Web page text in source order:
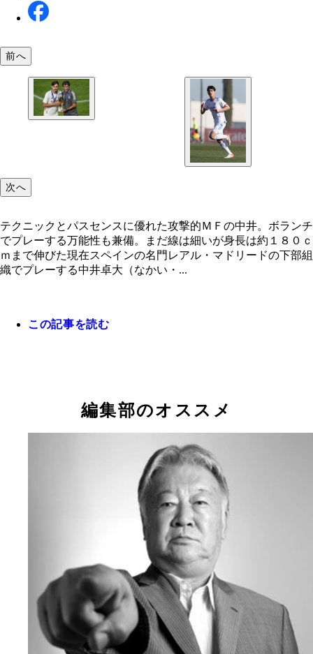
カスティージャの監督を務めるラウール（右）。
のレジェンドＦＷである指揮官にどれだけアピー
は約１８０ｃｍまで伸びた
前へ
次へ
テクニックとパスセンスに優れた攻撃的ＭＦの中井。ボランチ
でプレーする万能性も兼備。まだ線は細いが身長は約１８０ｃ
ｍまで伸びた現在スペインの名門レアル・マドリードの下部組
織でプレーする中井卓大（なかい・...
この記事を読む
編集部のオススメ